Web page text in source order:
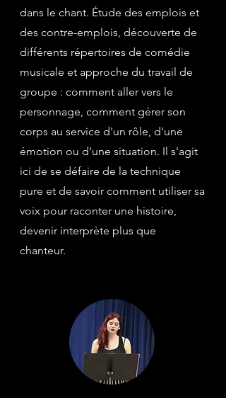
dans le chant. Étude des emplois et
des contre-emplois, découverte de
différents répertoires de comédie
musicale et approche du travail de
groupe : comment aller vers le
personnage, comment gérer son
corps au service d'un rôle, d'une
émotion ou d'une situation. Il s'agit
ici de se défaire de la technique
pure et de savoir comment utiliser sa
voix pour raconter une histoire,
devenir interprète plus que
chanteur.